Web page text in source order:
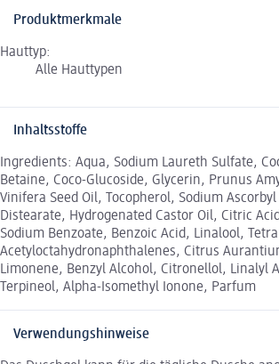
Produktmerkmale
Hauttyp:
Alle Hauttypen
Inhaltsstoffe
Ingredients: Aqua, Sodium Laureth Sulfate,
Betaine, Coco-Glucoside, Glycerin, Prunus
Vinifera Seed Oil, Tocopherol, Sodium
Distearate, Hydrogenated Castor Oil, Citric
Sodium Benzoate, Benzoic Acid, Linalool,
Acetyloctahydronaphthalenes, Citrus
Limonene, Benzyl Alcohol, Citronellol, Linalyl
Terpineol, Alpha-Isomethyl Ionone, Parfum
Verwendungshinweise